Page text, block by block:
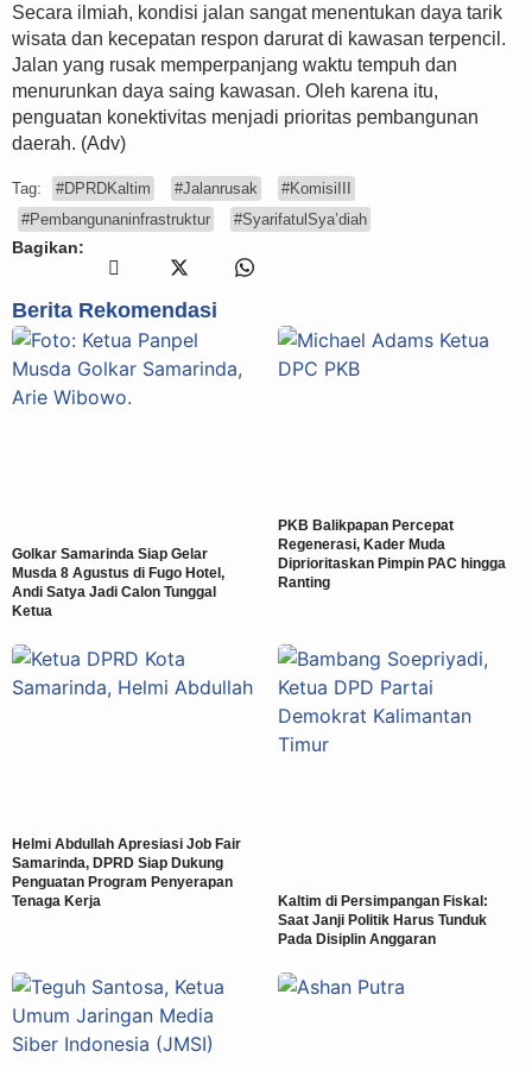
Secara ilmiah, kondisi jalan sangat menentukan daya tarik
wisata dan kecepatan respon darurat di kawasan terpencil.
Jalan yang rusak memperpanjang waktu tempuh dan
menurunkan daya saing kawasan. Oleh karena itu,
penguatan konektivitas menjadi prioritas pembangunan
daerah. (Adv)
Tag: #DPRDKaltim #Jalanrusak
#KomisiIII
#Pembangunaninfrastruktur
#SyarifatulSya’diah
Bagikan:
Berita Rekomendasi
Golkar Samarinda Siap Gelar
Musda 8 Agustus di Fugo Hotel,
Andi Satya Jadi Calon Tunggal
Ketua
PKB Balikpapan Percepat
Regenerasi, Kader Muda
Diprioritaskan Pimpin PAC hingga
Ranting
Helmi Abdullah Apresiasi Job Fair
Samarinda, DPRD Siap Dukung
Penguatan Program Penyerapan
Tenaga Kerja
Kaltim di Persimpangan Fiskal:
Saat Janji Politik Harus Tunduk
Pada Disiplin Anggaran